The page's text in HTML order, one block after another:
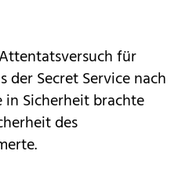
für
Secret Service nach
in Sicherheit brachte
des